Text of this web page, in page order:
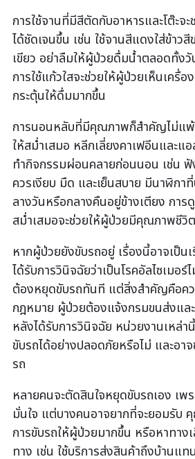
การใช้จานที่มีสีตัดกับอาหารและโต๊ะจ
ได้ชัดเจนขึ้น เช่น ใช้จานสีแดงใส่ข้าว
เขียว อย่าลืมให้ผู้ป่วยดื่มน้ำตลอดทั้ง
การใช้แก้วใสจะช่วยให้ผู้ป่วยเห็นเครื่
กระตุ้นให้ดื่มมากขึ้น
การนอนหลับที่มีคุณภาพก็สำคัญไม่แพ้
ให้สม่ำเสมอ หลีกเลี่ยงคาเฟอีนและแ
ทำกิจกรรมผ่อนคลายก่อนนอน เช่น
ควรเงียบ มืด และเย็นสบาย มีนาฬิกา
ลางวันหรือกลางคืนอยู่ข้างเตียง การ
สม่ำเสมอจะช่วยให้ผู้ป่วยมีคุณภาพชีวิ
หากผู้ป่วยยังขับรถอยู่ เรื่องนี้อาจเป็น
ได้รับการวินิจฉัยว่าเป็นโรคอัลไซเมอร์
ต้องหยุดขับรถทันที แต่สิ่งสำคัญคือค
กฎหมาย ผู้ป่วยต้องแจ้งกรมขนส่งแล
หลังได้รับการวินิจฉัย หน่วยงานเหล่า
ขับรถได้อย่างปลอดภัยหรือไม่ และอา
รถ
หลายคนจะตัดสินใจหยุดขับรถเอง เพ
มั่นใจ แต่บางคนอาจยากที่จะยอมรับ
การขับรถให้ผู้ป่วยมากขึ้น หรือหาทาง
ทาง เช่น ใช้บริการส่งสินค้าถึงบ้านแท